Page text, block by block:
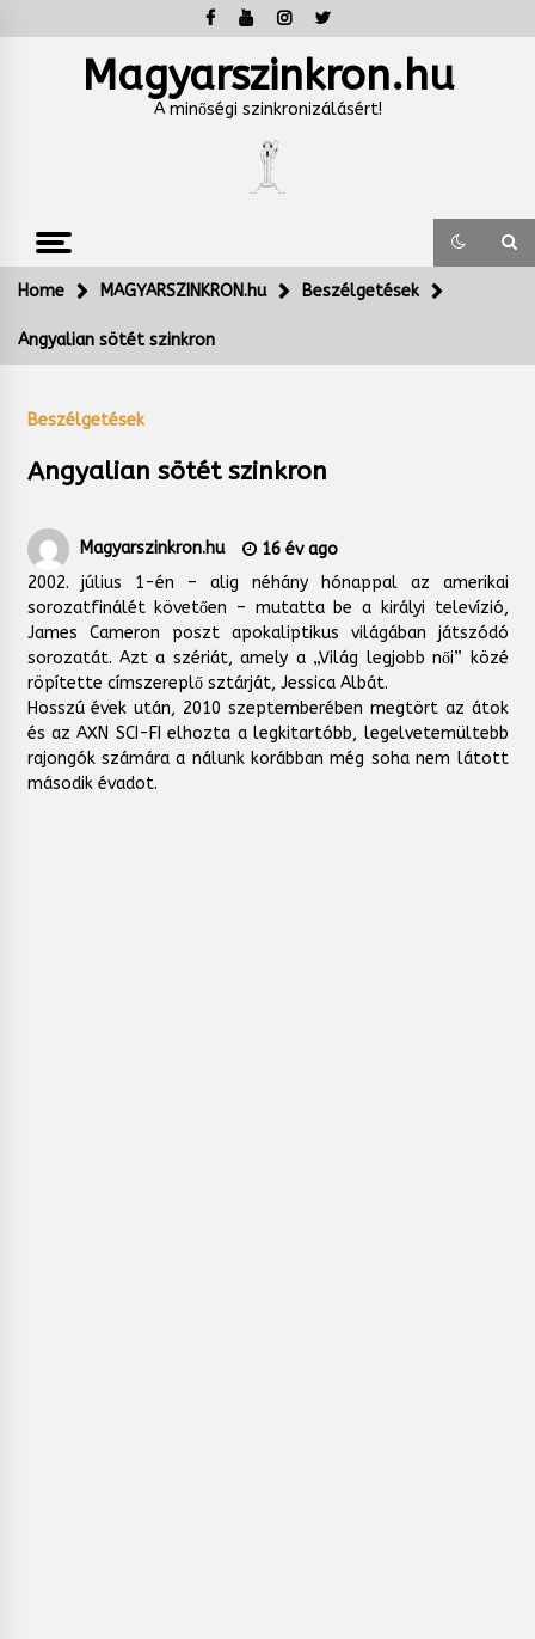
to
Magyarszinkron.hu
A minőségi szinkronizálásért!
Home MAGYARSZINKRON.hu Beszélgetések
Angyalian sötét szinkron
Beszélgetések
Angyalian sötét szinkron
Magyarszinkron.hu
16 év ago
2002. július 1-én – alig néhány hónappal az amerikai
sorozatfinálét követően – mutatta be a királyi televízió,
James Cameron poszt apokaliptikus világában játszódó
sorozatát. Azt a szériát, amely a „Világ legjobb női” közé
röpítette címszereplő sztárját, Jessica Albát.
Hosszú évek után, 2010 szeptemberében megtört az átok
és az AXN SCI-FI elhozta a legkitartóbb, legelvetemültebb
rajongók számára a nálunk korábban még soha nem látott
második évadot.